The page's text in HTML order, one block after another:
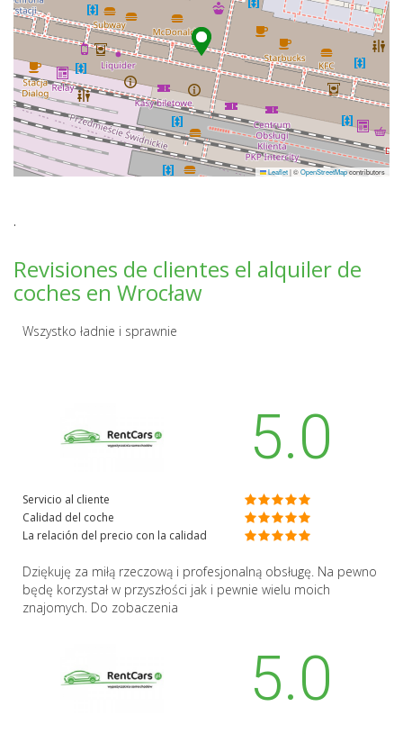
Leaflet|©OpenStreetMapcontributors
.
Revisiones de clientes el alquiler de
coches en Wrocław
Wszystko ładnie i sprawnie
5.0
Servicio al cliente
Calidad del coche
La relación del precio con la calidad
Dziękuję za miłą rzeczową i profesjonalną obsługę. Na pewno
będę korzystał w przyszłości jak i pewnie wielu moich
znajomych. Do zobaczenia
5.0